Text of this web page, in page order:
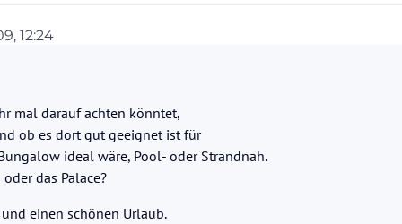
12:24
mal darauf achten könntet,
ob es dort gut geeignet ist für
ideal wäre, Pool- oder Strandnah.
das Palace?
einen schönen Urlaub.